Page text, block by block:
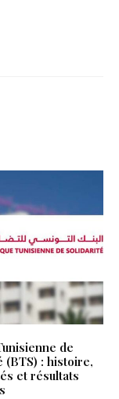
de
(BTS) : histoire,
et résultats